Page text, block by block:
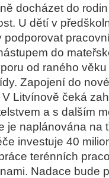
docházet do
U dětí v
do
od raného
Zapojení do
Litvínově čeká
a s dalším
je naplánována na
investuje 40
terénních
Nadace bude